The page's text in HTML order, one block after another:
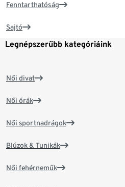
Fenntarthatóság
Sajtó
Legnépszerűbb kategóriáink
Női divat
Női órák
Női sportnadrágok
Blúzok & Tunikák
Női fehérneműk